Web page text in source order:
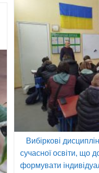
Вибіркові
сучасної освіти, що
формувати